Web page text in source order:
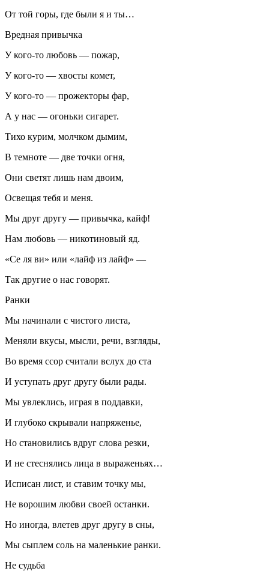
От той горы, где были я и ты…
Вредная привычка
У кого-то любовь — пожар,
У кого-то — хвосты комет,
У кого-то — прожекторы фар,
А у нас — огоньки сигарет.
Тихо курим, молчком дымим,
В темноте — две точки огня,
Они светят лишь нам двоим,
Освещая тебя и меня.
Мы друг другу — привычка, кайф!
Нам любовь — никотиновый яд.
«Се ля ви» или «лайф из лайф» —
Так другие о нас говорят.
Ранки
Мы начинали с чистого листа,
Меняли вкусы, мысли, речи, взгляды,
Во время ссор считали вслух до ста
И уступать друг другу были рады.
Мы увлеклись, играя в поддавки,
И глубоко скрывали напряженье,
Но становились вдруг слова резки,
И не стеснялись лица в выраженьях…
Исписан лист, и ставим точку мы,
Не ворошим любви своей останки.
Но иногда, влетев друг другу в сны,
Мы сыплем соль на маленькие ранки.
Не судьба